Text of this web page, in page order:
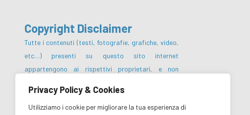
Privacy Policy & Cookies
Utilizziamo i cookie per migliorare la tua esperienza di
Copyright Disclaimer
Tutte i contenuti (testi, fotografie, grafiche, video,
etc…) presenti su questo sito internet
appartengono ai rispettivi proprietari, e non
commercializzati, distribuiti, radio o videotrasmessi
da parte degli utenti e dei terzi in genere, in alcun